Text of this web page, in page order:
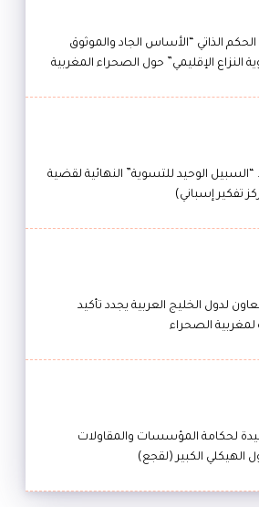
الحكم الذاتي “الأساس الجاد والموثوق
النزاع الإقليمي” حول الصحراء المغربية
الوحيد للتسوية” النهائية لقضية
تفكير إسباني)
التعاون لدول الخليج العربية يجدد تأكيد
لمغربية الصحراء
لحكامة المؤسسات والمقاولات
الهيكلي الكبير (لقجع)